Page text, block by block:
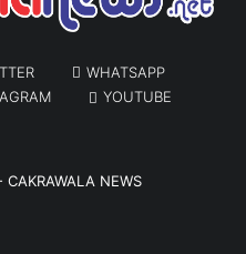
WHATSAPP
YOUTUBE
CAKRAWALA NEWS